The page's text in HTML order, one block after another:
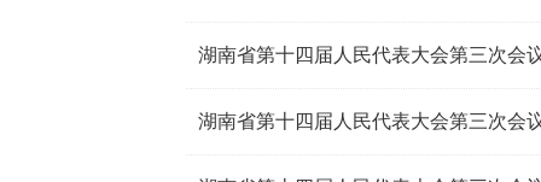
湖南省第十四届人民代表大会第三次会